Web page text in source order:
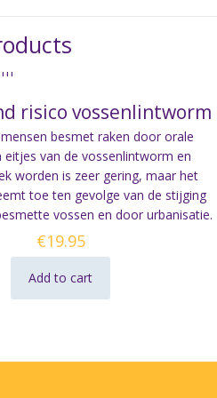
risico vossenlintworm
besmet raken door orale
eitjes van de vossenlintworm en
worden is zeer gering, maar het
toe ten gevolge van de stijging
vossen en door urbanisatie.
€19.95
Add to cart